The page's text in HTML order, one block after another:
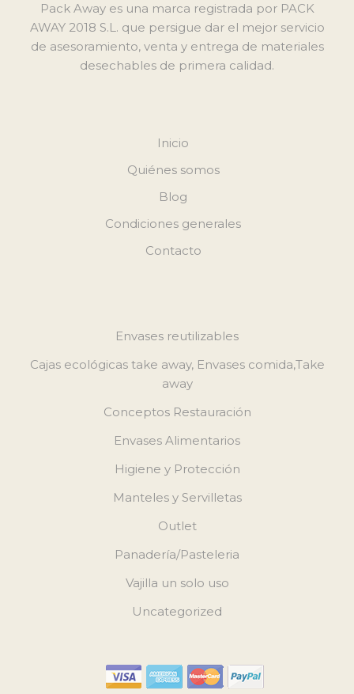
Pack Away es una marca registrada por PACK
AWAY 2018 S.L. que persigue dar el mejor servicio
de asesoramiento, venta y entrega de materiales
desechables de primera calidad.
Inicio
Quiénes somos
Blog
Condiciones generales
Contacto
Envases reutilizables
Cajas ecológicas take away, Envases comida,Take
away
Conceptos Restauración
Envases Alimentarios
Higiene y Protección
Manteles y Servilletas
Outlet
Panadería/Pasteleria
Vajilla un solo uso
Uncategorized